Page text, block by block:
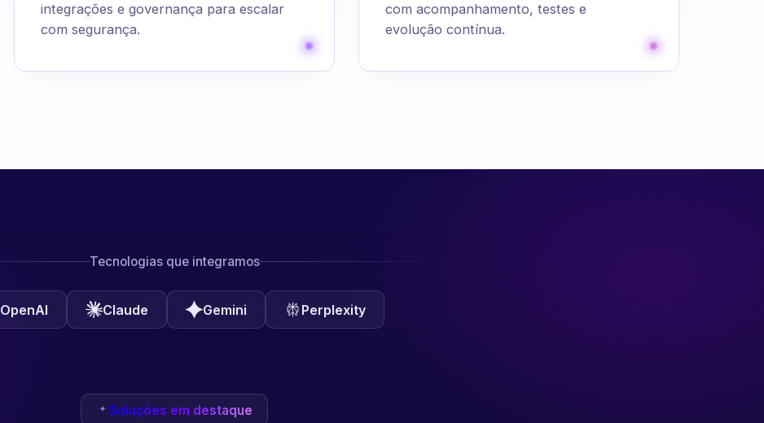
integrações e governança para escalar
com segurança.
com acompanhamento, testes e
evolução contínua.
Tecnologias que integramos
OpenAI Claude Gemini Perplexity
Soluções em destaque